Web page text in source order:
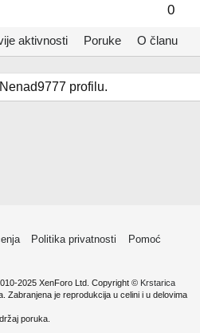
0
aktivnosti Poruke O članu
profilu.
Politika privatnosti
Pomoć
2025 XenForo Ltd. Copyright © Krstarica
Zabranjena je reprodukcija u celini i u delovima
poruka.